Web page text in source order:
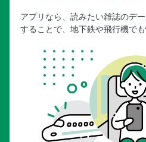
アプリなら、読みたい雑誌のデ
することで、地下鉄や飛行機でも